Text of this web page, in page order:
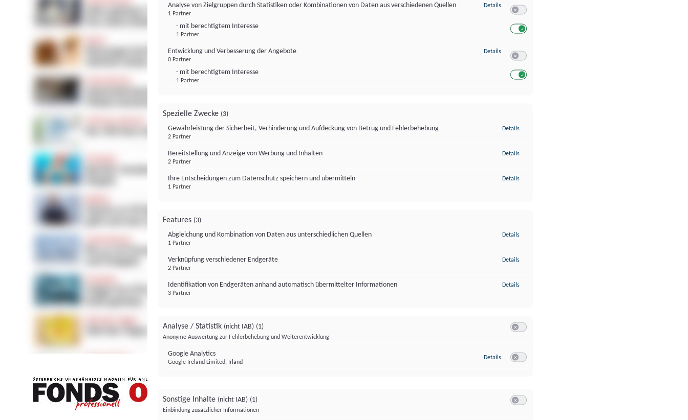
Analyse von Zielgruppen durch Statistiken oder Kombinationen von Daten aus verschiedenen Quellen
1 Partner
- mit berechtigtem Interesse
1 Partner
Details zu Analyse von Zielgruppen durch Statistiken oder Kombinationen von
Entwicklung und Verbesserung der Angebote
0 Partner
- mit berechtigtem Interesse
1 Partner
Details zu Entwicklung und Verbesserung der Angebote
Spezielle Zwecke (3)
Gewährleistung der Sicherheit, Verhinderung und Aufdeckung von Betrug und Fehlerbehebung
2 Partner
Details
Bereitstellung und Anzeige von Werbung und Inhalten
2 Partner
Details
Ihre Entscheidungen zum Datenschutz speichern und übermitteln
1 Partner
Details
Features (3)
Abgleichung und Kombination von Daten aus unterschiedlichen Quellen
1 Partner
Details
Verknüpfung verschiedener Endgeräte
2 Partner
Details
Identifikation von Endgeräten anhand automatisch übermittelter Informationen
3 Partner
Details
Analyse / Statistik (nicht IAB) (1)
Anonyme Auswertung zur Fehlerbehebung und Weiterentwicklung
Google Analytics
Google Ireland Limited, Irland
Details zu Google Analytics
Sonstige Inhalte (nicht IAB) (1)
Einbindung zusätzlicher Informationen